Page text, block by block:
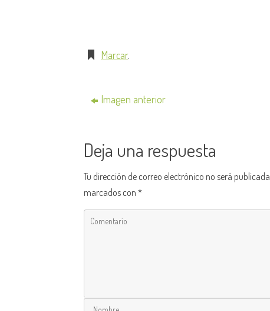
Marcar.
Imagen anterior
Deja una respuesta
Tu dirección de correo electrónico no será publicada.
marcados con*